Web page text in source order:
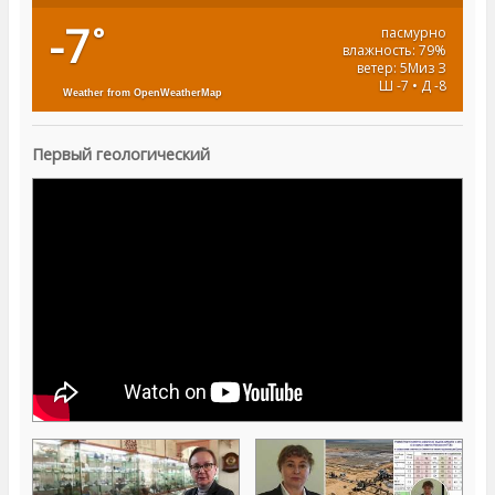
-7°
пасмурно
влажность: 79%
ветер: 5Миз З
Ш -7 • Д -8
Weather from OpenWeatherMap
Первый геологический